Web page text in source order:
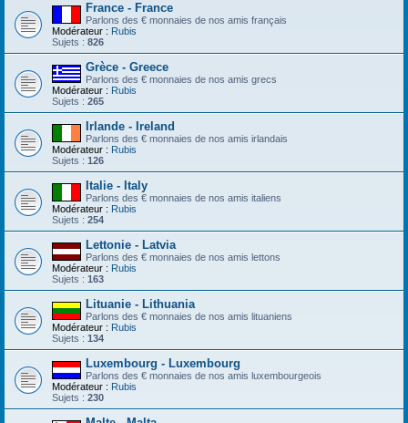
France - France
Parlons des € monnaies de nos amis français
Modérateur : Rubis
Sujets : 826
Grèce - Greece
Parlons des € monnaies de nos amis grecs
Modérateur : Rubis
Sujets : 265
Irlande - Ireland
Parlons des € monnaies de nos amis irlandais
Modérateur : Rubis
Sujets : 126
Italie - Italy
Parlons des € monnaies de nos amis italiens
Modérateur : Rubis
Sujets : 254
Lettonie - Latvia
Parlons des € monnaies de nos amis lettons
Modérateur : Rubis
Sujets : 163
Lituanie - Lithuania
Parlons des € monnaies de nos amis lituaniens
Modérateur : Rubis
Sujets : 134
Luxembourg - Luxembourg
Parlons des € monnaies de nos amis luxembourgeois
Modérateur : Rubis
Sujets : 230